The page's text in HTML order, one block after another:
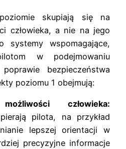
skupiają się na
człowieka, a nie na jego
systemy wspomagające,
w podejmowaniu
bezpieczeństwa
poziomu 1 obejmują:
człowieka:
pilota, na przykład
lepszej orientacji w
precyzyjne informacje